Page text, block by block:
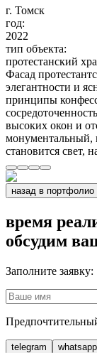
г. Томск
год:
2022
тип объекта:
протестанский
Фасад
элегантности и
принципы
высоких окон и
монументальный,
становится свет,
назад в портфолио
время
обсудим
Заполните заявку:
telegram whatsapp